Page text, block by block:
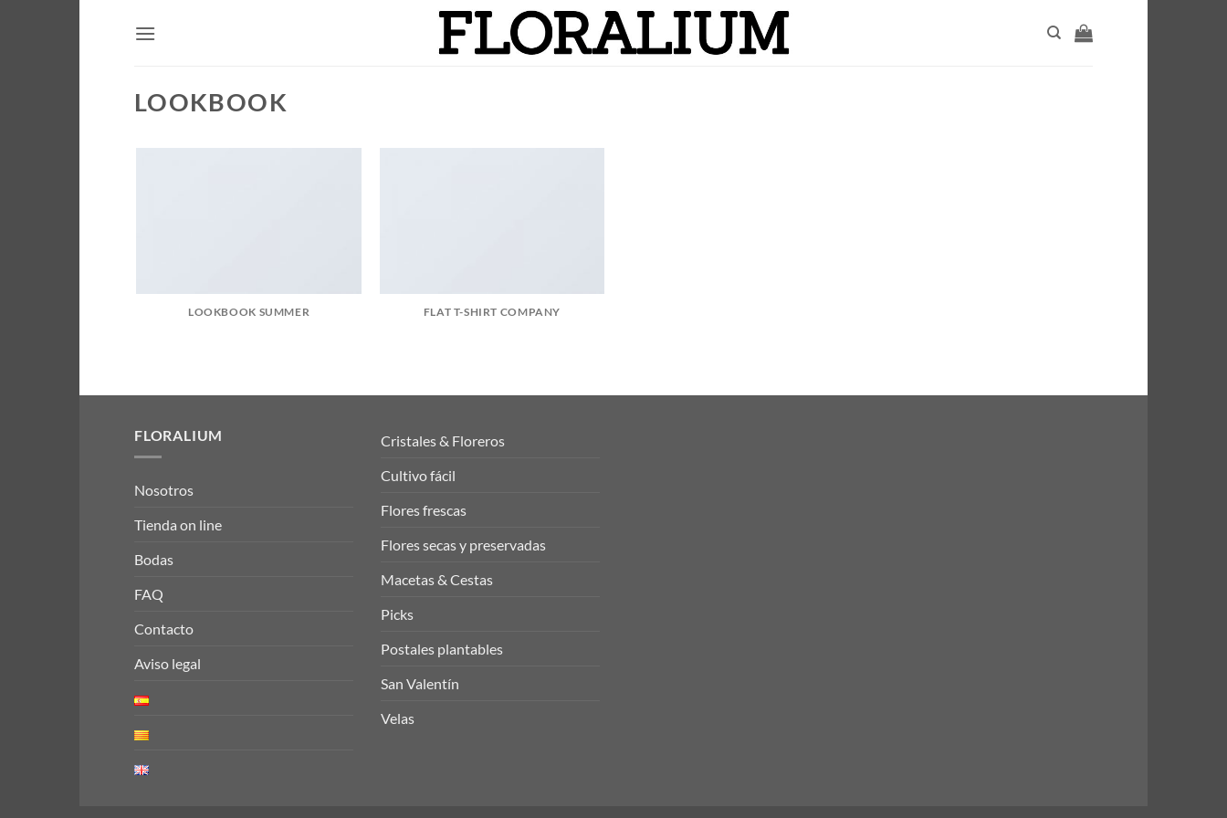
LOOKBOOK
LOOKBOOK SUMMER FLAT T-SHIRT COMPANY
FLORALIUM
Nosotros
Tienda on line
Bodas
FAQ
Contacto
Aviso legal
Cristales & Floreros
Cultivo fácil
Flores frescas
Flores secas y preservadas
Macetas & Cestas
Picks
Postales plantables
San Valentín
Velas